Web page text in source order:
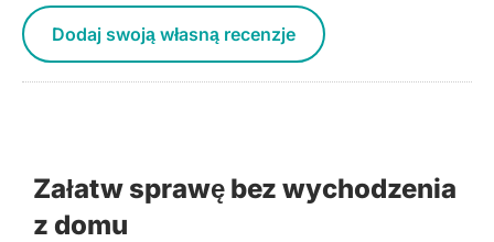
Dodaj swoją własną recenzje
Załatw sprawę bez wychodzenia
z domu